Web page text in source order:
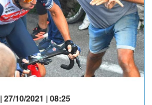
| 27/10/2021 | 08:25